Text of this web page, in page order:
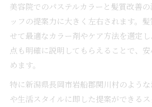
美容院でのパステルカラーと髪質改善
ッフの提案力に大きく左右されます。
せて最適なカラー剤やケア方法を選定
点も明確に説明してもらえることで、
めます。
特に新潟県長岡市岩船郡関川村のよう
や生活スタイルに即した提案ができる